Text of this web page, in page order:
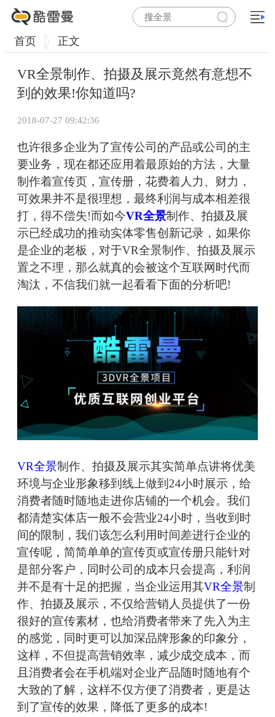
首页 正文
VR全景制作、拍摄及展示竟然有意想不
到的效果!你知道吗?
2018-07-27 09:42:36
也许很多企业为了宣传公司的产品或公司的主
要业务，现在都还应用着最原始的方法，大量
制作着宣传页，宣传册，花费着人力、财力，
可效果并不是很理想，最终利润与成本相差很
打，得不偿失!而如今VR全景制作、拍摄及展
示已经成功的推动实体零售创新记录，如果你
是企业的老板，对于VR全景制作、拍摄及展示
置之不理，那么就真的会被这个互联网时代而
淘汰，不信我们就一起看看下面的分析吧!
VR全景制作、拍摄及展示其实简单点讲将优美
环境与企业形象移到线上做到24小时展示，给
消费者随时随地走进你店铺的一个机会。我们
都清楚实体店一般不会营业24小时，当收到时
间的限制，我们该怎么利用时间差进行企业的
宣传呢，简简单单的宣传页或宣传册只能针对
是部分客户，同时公司的成本只会提高，利润
并不是有十足的把握，当企业运用其VR全景制
作、拍摄及展示，不仅给营销人员提供了一份
很好的宣传素材，也给消费者带来了先入为主
的感觉，同时更可以加深品牌形象的印象分，
这样，不但提高营销效率，减少成交成本，而
且消费者会在手机端对企业产品随时随地有个
大致的了解，这样不仅方便了消费者，更是达
到了宣传的效果，降低了更多的成本!